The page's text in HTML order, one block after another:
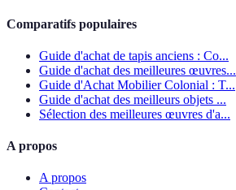
Comparatifs populaires
Guide d'achat de tapis anciens : Co...
Guide d'achat des meilleures œuvres...
Guide d'Achat Mobilier Colonial : T...
Guide d'achat des meilleurs objets ...
Sélection des meilleures œuvres d'a...
A propos
A propos